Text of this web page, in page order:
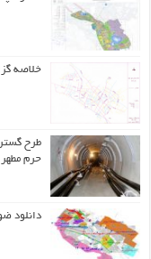
خلاصه
طرح
حرم
دانلود